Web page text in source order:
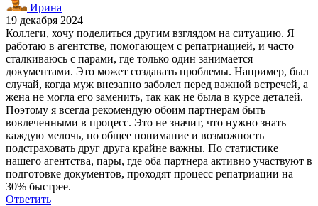
Ирина
19 декабря 2024
Коллеги, хочу поделиться другим взглядом на ситуацию. Я
работаю в агентстве, помогающем с репатриацией, и часто
сталкиваюсь с парами, где только один занимается
документами. Это может создавать проблемы. Например, был
случай, когда муж внезапно заболел перед важной встречей, а
жена не могла его заменить, так как не была в курсе деталей.
Поэтому я всегда рекомендую обоим партнерам быть
вовлеченными в процесс. Это не значит, что нужно знать
каждую мелочь, но общее понимание и возможность
подстраховать друг друга крайне важны. По статистике
нашего агентства, пары, где оба партнера активно участвуют в
подготовке документов, проходят процесс репатриации на
30% быстрее.
Ответить